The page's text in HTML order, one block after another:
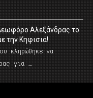
Αλεξάνδρας το
την Κηφισιά!
κληρώθηκε να
για …